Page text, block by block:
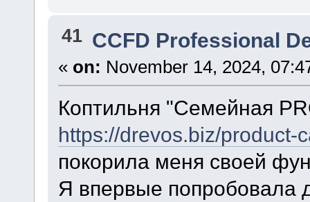
41 CCFD Professional
« on: November 14, 2024,
Коптильня "Семейная
https://drevos.biz/product-
покорила меня своей
Я впервые попробовала